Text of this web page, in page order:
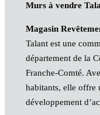
Murs à vendre
Magasin
Talant est une
département de la
Franche-Comté.
habitants, elle offre
développement